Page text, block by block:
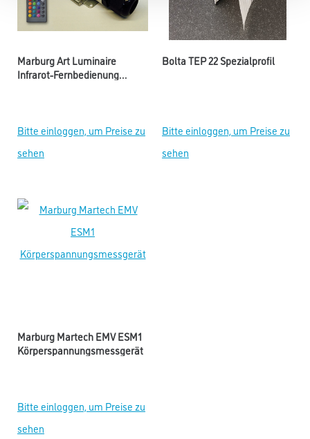
Marburg Art Luminaire
Infrarot-Fernbedienung
Bitte einloggen, um Preise zu
sehen
Bolta TEP 22 Spezialprofil
Bitte einloggen, um Preise zu
sehen
Marburg Martech EMV ESM1
Körperspannungsmessgerät
Bitte einloggen, um Preise zu
sehen